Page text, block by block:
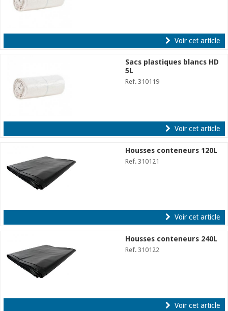
Voir cet article
Sacs plastiques blancs HD
5L
Ref. 310119
Voir cet article
Housses conteneurs 120L
Ref. 310121
Voir cet article
Housses conteneurs 240L
Ref. 310122
Voir cet article